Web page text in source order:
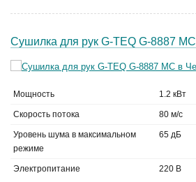
Сушилка для рук G-TEQ G-8887 MC
Мощность 1.2 кВт
Скорость потока 80 м/с
Уровень шума в максимальном
режиме
65 дБ
Электропитание 220 В